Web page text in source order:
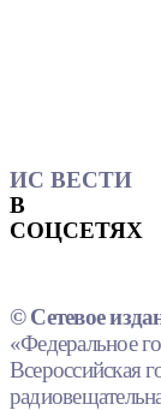
ИС ВЕСТИ
В
СОЦСЕТЯХ
© Сетевое
«Федеральное
Всероссийская